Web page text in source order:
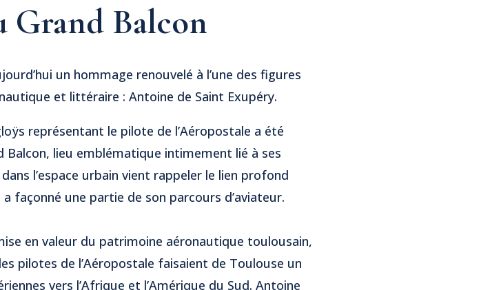
Grand Balcon
un hommage renouvelé à l’une des figures
et littéraire : Antoine de Saint Exupéry.
représentant le pilote de l’Aéropostale a été
Balcon, lieu emblématique intimement lié à ses
l’espace urbain vient rappeler le lien profond
façonné une partie de son parcours d’aviateur.
en valeur du patrimoine aéronautique toulousain,
pilotes de l’Aéropostale faisaient de Toulouse un
vers l’Afrique et l’Amérique du Sud. Antoine